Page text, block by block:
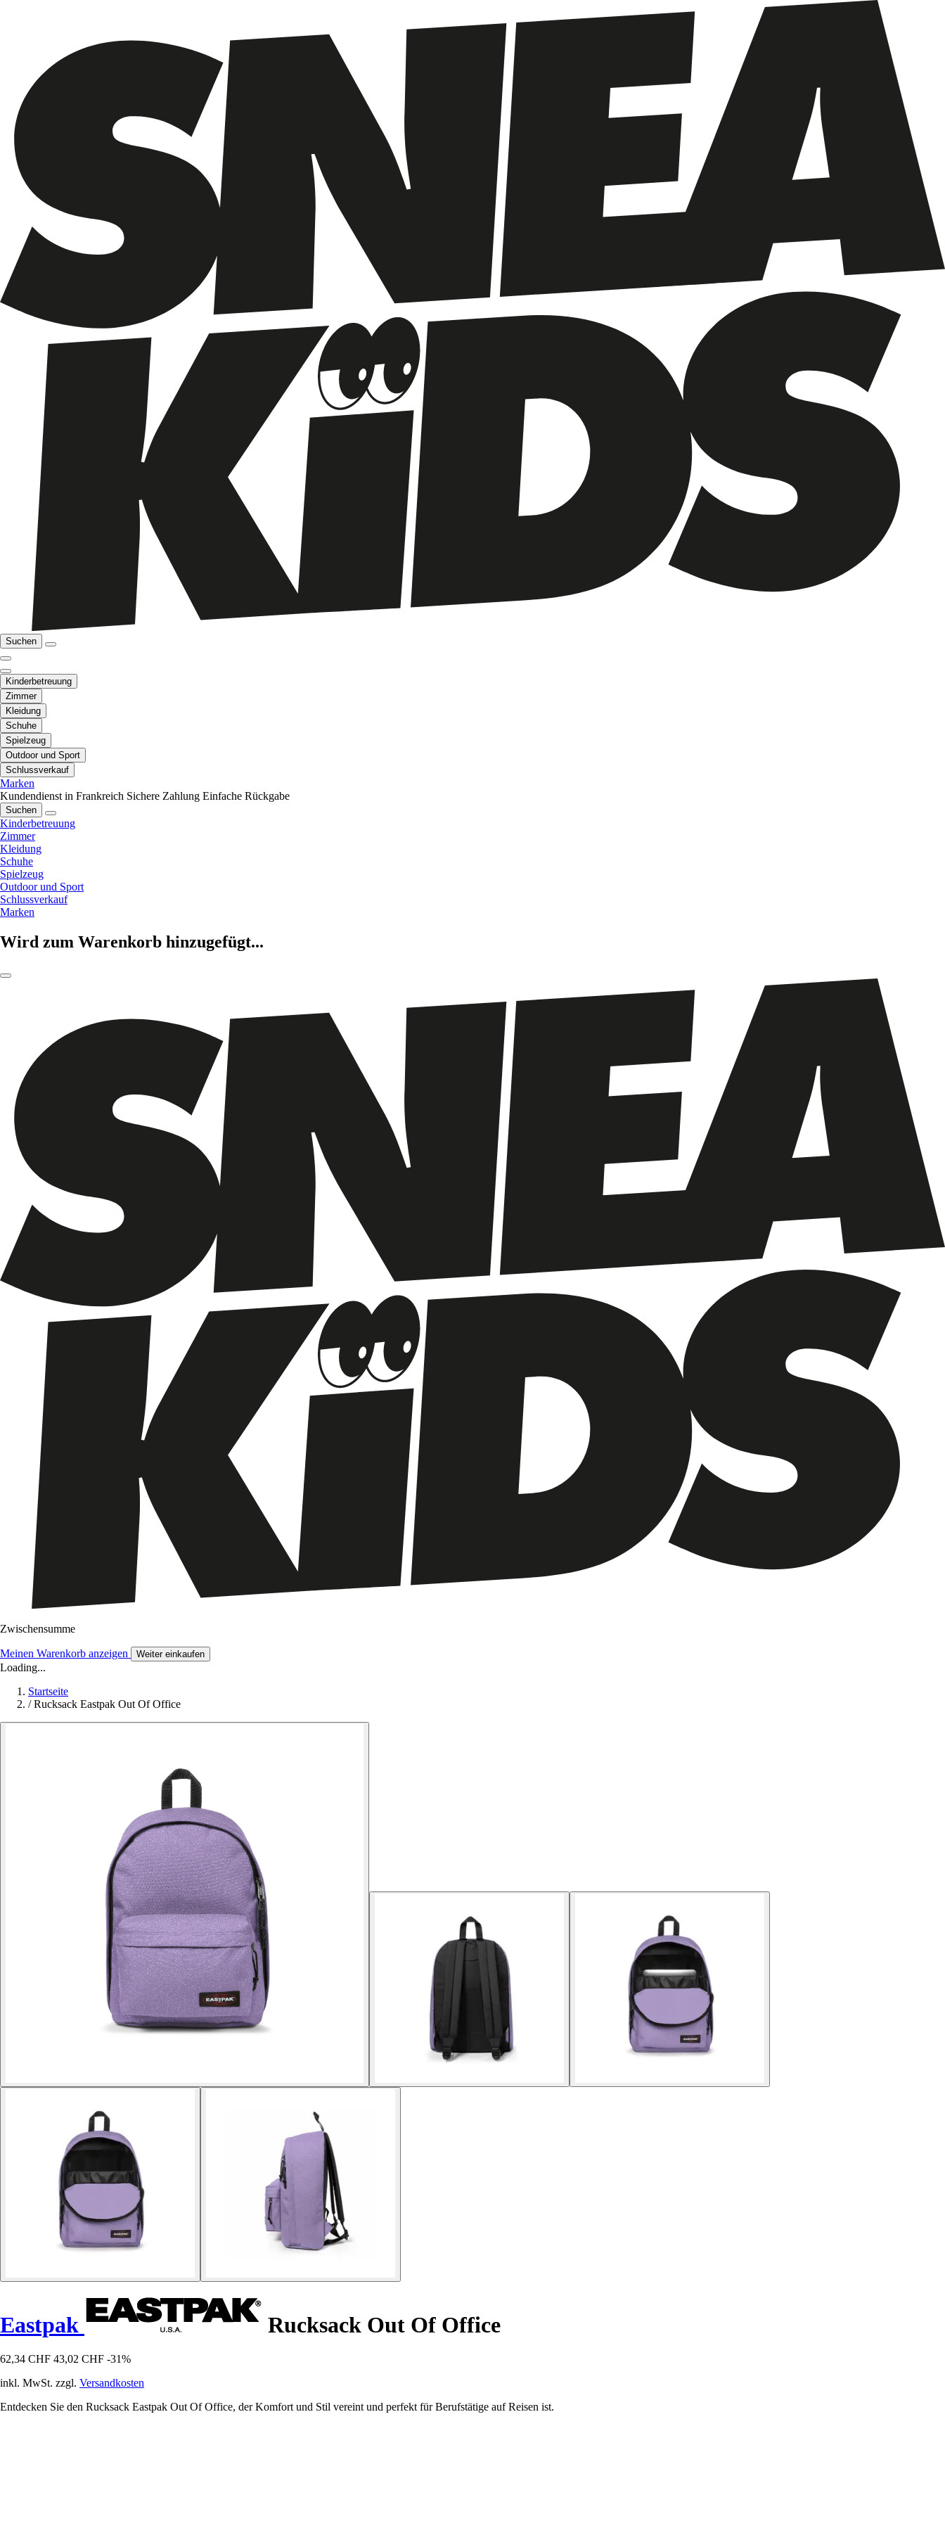
Suchen
Kinderbetreuung
Zimmer
Kleidung
Schuhe
Spielzeug
Outdoor und Sport
Schlussverkauf
Marken
Kundendienst in Frankreich Sichere Zahlung Einfache Rückgabe
Suchen
Kinderbetreuung
Zimmer
Kleidung
Schuhe
Spielzeug
Outdoor und Sport
Schlussverkauf
Marken
Wird zum Warenkorb hinzugefügt...
Zwischensumme
Meinen Warenkorb anzeigen Weiter einkaufen
Loading...
Startseite
/ Rucksack Eastpak Out Of Office
Eastpak Rucksack Out Of Office
62,34 CHF 43,02 CHF -31%
inkl. MwSt. zzgl. Versandkosten
Entdecken Sie den Rucksack Eastpak Out Of Office, der Komfort und Stil vereint und perfekt für Berufstätige auf Reisen ist.